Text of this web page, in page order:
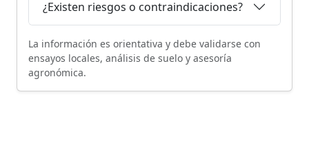
¿Existen riesgos o contraindicaciones?
La información es orientativa y debe validarse con
ensayos locales, análisis de suelo y asesoría
agronómica.